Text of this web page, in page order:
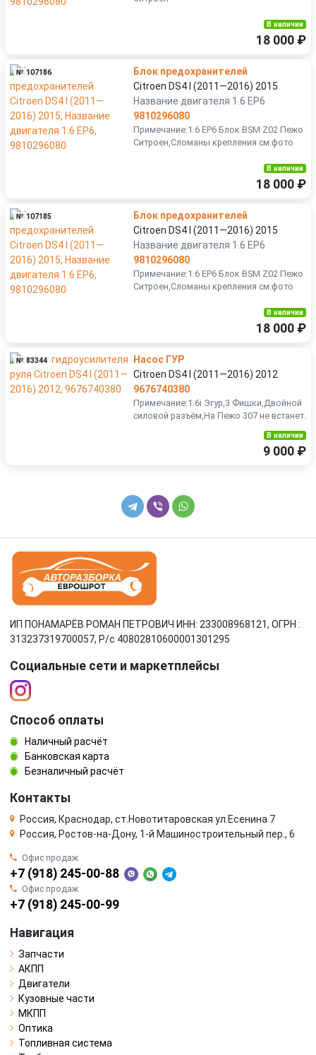
В наличии
18 000 ₽
№ 107186
Блок предохранителей
Citroen DS4 I (2011—2016) 2015
Название двигателя 1.6 EP6
9810296080
Примечание:1.6 EP6 Блок BSM Z02 Пежо
Ситроен,Сломаны крепления см.фото
В наличии
18 000 ₽
№ 107185
Блок предохранителей
Citroen DS4 I (2011—2016) 2015
Название двигателя 1.6 EP6
9810296080
Примечание:1.6 EP6 Блок BSM Z02 Пежо
Ситроен,Сломаны крепления см.фото
В наличии
18 000 ₽
№ 83344
Насос ГУР
Citroen DS4 I (2011—2016) 2012
9676740380
Примечание:1.6i Эгур,3 Фишки,Двойной
силовой разъём,На Пежо 307 не встанет.
В наличии
9 000 ₽
ИП ПОНАМАРЁВ РОМАН ПЕТРОВИЧ ИНН: 233008968121, ОГРН :
313237319700057, Р/c 40802810600001301295
Социальные сети и маркетплейсы
Способ оплаты
Наличный расчёт
Банковская карта
Безналичный расчёт
Контакты
Россия, Краснодар, ст.Новотитаровская ул.Есенина 7
Россия, Ростов-на-Дону, 1-й Машиностроительный пер., 6
Офис продаж
+7 (918) 245-00-88
Офис продаж
+7 (918) 245-00-99
Навигация
Запчасти
АКПП
Двигатели
Кузовные части
МКПП
Оптика
Топливная система